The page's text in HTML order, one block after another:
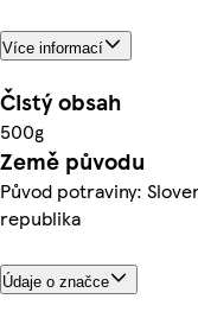
Více informací
Čistý obsah
500g
Země původu
Původ potraviny:
republika
Údaje o značce